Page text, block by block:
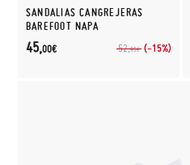
SANDALIAS CANGREJERAS
BAREFOOT NAPA
52,95€ (-15%)
45,00€